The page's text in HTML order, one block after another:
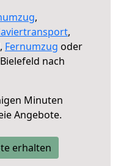
,
,
Fernumzug oder
nach
Minuten
Angebote.
erhalten